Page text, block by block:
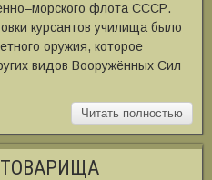
флота СССР.
курсантов училища было
оружия, которое
видов Вооружённых Сил
Читать полностью